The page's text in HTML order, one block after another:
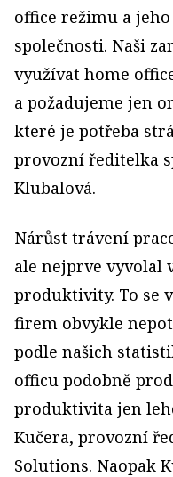
office režimu a
společnosti. Naši
využívat home
a požadujeme jen
které je potřeba
provozní ředitelka
Klubalová.
Nárůst trávení
ale nejprve vyvolal
produktivity. To se
firem obvykle
podle našich
officu podobně
produktivita jen
Kučera, provozní
Solutions. Naopak